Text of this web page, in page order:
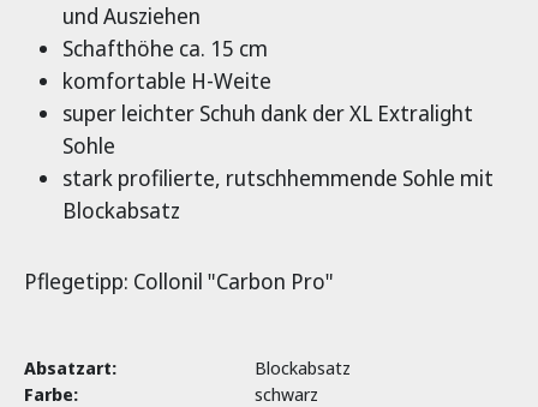
und Ausziehen
Schafthöhe ca. 15 cm
komfortable H-Weite
super leichter Schuh dank der XL Extralight
Sohle
stark profilierte, rutschhemmende Sohle mit
Blockabsatz
Pflegetipp: Collonil "Carbon Pro"
Absatzart:
Blockabsatz
Farbe:
schwarz